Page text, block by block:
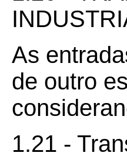
As
de outro
1.21 -